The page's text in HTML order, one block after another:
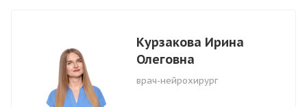
Курзакова Ирина
Олеговна
врач-нейрохирург